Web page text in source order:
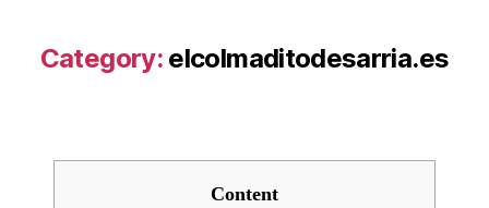
Category: elcolmaditodesarria.es
Content